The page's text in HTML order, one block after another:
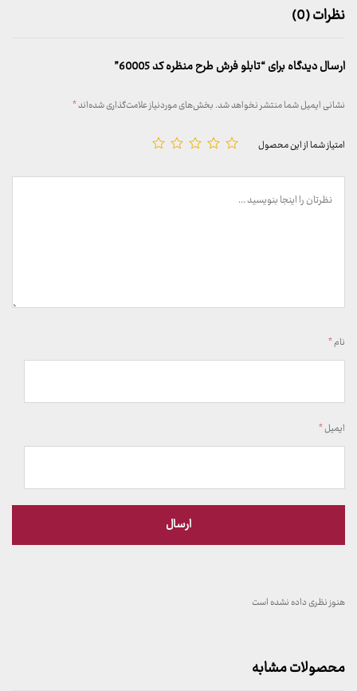
نظرات (0)
ارسال دیدگاه برای “تابلو فرش طرح منظره کد 60005”
نشانی ایمیل شما منتشر نخواهد شد.بخش‌های موردنیاز علامت‌گذاری شده‌اند*
امتیاز شما از این محصول
نام*
ایمیل*
هنوز نظری داده نشده است
محصولات مشابه